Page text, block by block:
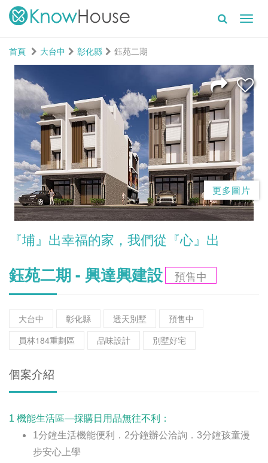
首頁
大台中 彰化縣 鈺苑二期
更多圖片
『埔』出幸福的家，我們從『心』出
鈺苑二期 - 興達興建設 預售中
大台中 彰化縣 透天別墅
預售中
員林184重劃區
品味設計 別墅好宅
個案介紹
1 機能生活區—採購日用品無往不利：
1分鐘生活機能便利． 2分鐘辦公洽詢． 3分鐘孩童漫
步安心上學